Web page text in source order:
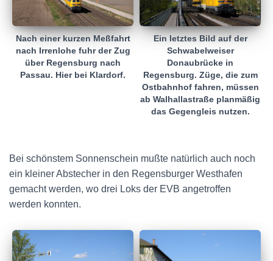
Nach einer kurzen Meßfahrt
nach Irrenlohe fuhr der Zug
über Regensburg nach
Passau. Hier bei Klardorf.
Ein letztes Bild auf der
Schwabelweiser
Donaubrücke in
Regensburg. Züge, die zum
Ostbahnhof fahren, müssen
ab Walhallastraße planmäßig
das Gegengleis nutzen.
Bei schönstem Sonnenschein mußte natürlich auch noch
ein kleiner Abstecher in den Regensburger Westhafen
gemacht werden, wo drei Loks der EVB angetroffen
werden konnten.